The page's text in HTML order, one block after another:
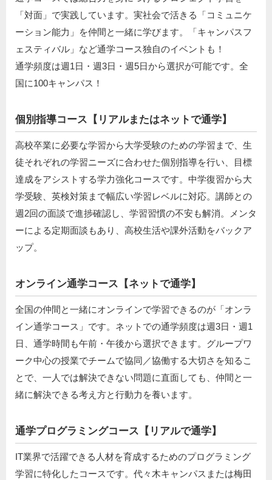
「対面」で実践しています。実社会で活きる「コミュニケ
ーション能力」を仲間と一緒に学びます。「キャンパスフ
ェスティバル」など通学コース独自のイベントも！
通学頻度は週1日・週3日・週5日から選択が可能です。全
国に100キャンパス！
個別指導コース【リアルまたはネットで通学】
高校卒業に必要な学習から大学受験のための学習まで、生
徒それぞれの学習ニーズに合わせた個別指導を行い、目標
達成をアシストする学力強化コースです。中学復習から大
学受験、英検対策まで幅広い学習レベルに対応。講師との
週2回の面談で進捗確認し、学習習慣の不安も解消。メンタ
ーによる定期面談もあり、高校生活や課外活動をバックア
ップ。
オンライン通学コース【ネットで通学】
全国の仲間と一緒にオンラインで学習できるのが「オンラ
イン通学コース」です。ネットでの通学頻度は週3日・週1
日、通学時間も午前・午後から選択できます。グループワ
ーク中心の授業でチームで協同／協働する大切さを知るこ
とで、一人では解決できない問題に直面しても、仲間と一
緒に解決できる考え方と行動力を養います。
通学プログラミングコース【リアルで通学】
IT業界で活躍できる人材を育成するためのプログラミング
学習に特化したコースです。代々木キャンパスまたは梅田